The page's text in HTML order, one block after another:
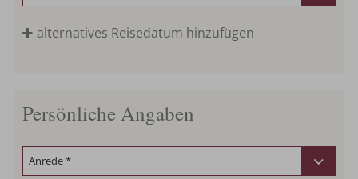
alternatives Reisedatum hinzufügen
Persönliche Angaben